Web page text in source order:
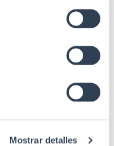
Mostrar detalles